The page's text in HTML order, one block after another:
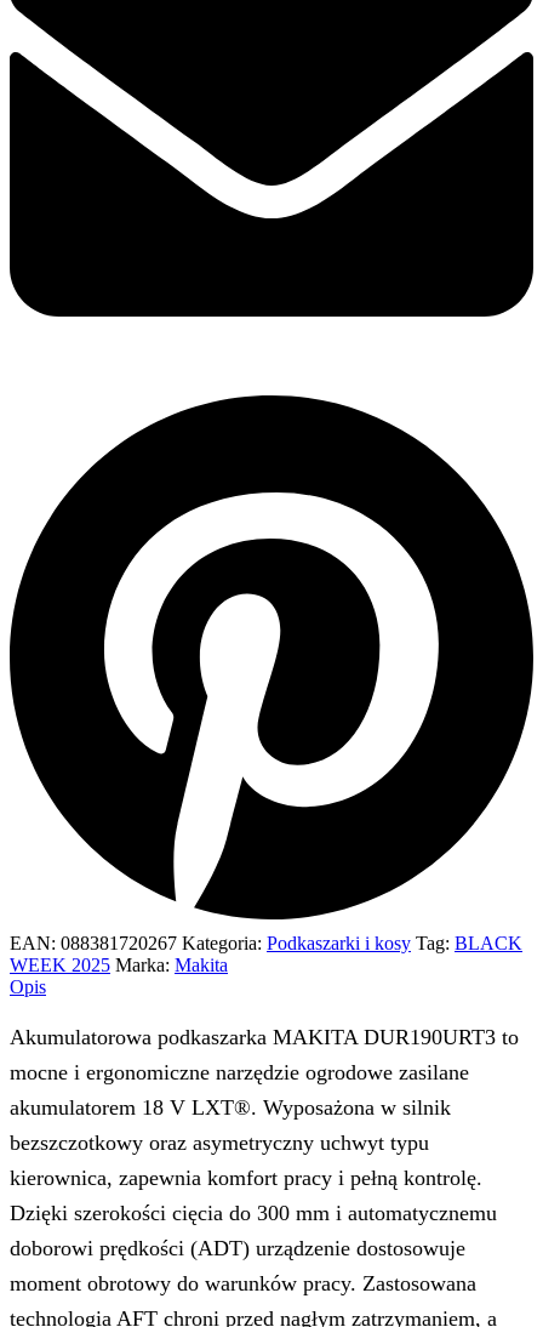
EAN: 088381720267 Kategoria: Podkaszarki i kosy Tag: BLACK
WEEK 2025 Marka: Makita
Opis
Akumulatorowa podkaszarka MAKITA DUR190URT3 to
mocne i ergonomiczne narzędzie ogrodowe zasilane
akumulatorem 18 V LXT®. Wyposażona w silnik
bezszczotkowy oraz asymetryczny uchwyt typu
kierownica, zapewnia komfort pracy i pełną kontrolę.
Dzięki szerokości cięcia do 300 mm i automatycznemu
doborowi prędkości (ADT) urządzenie dostosowuje
moment obrotowy do warunków pracy. Zastosowana
technologia AFT chroni przed nagłym zatrzymaniem, a